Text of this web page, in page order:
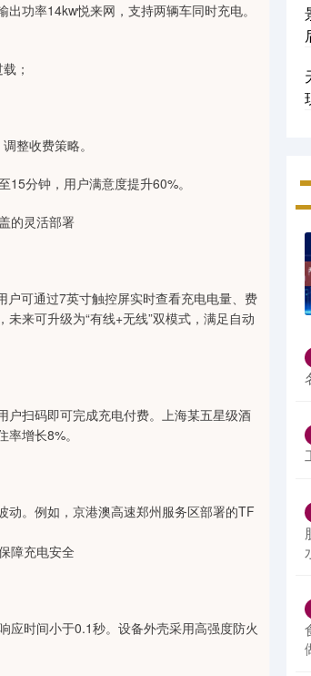
功率14kw悦来网，支持两辆车同时充电。
；
整收费策略。
分钟，用户满意度提升60%。
的灵活部署
可通过7英寸触控屏实时查看充电电量、费
来可升级为“有线+无线”双模式，满足自动
扫码即可完成充电付费。上海某五星级酒
增长8%。
。例如，京港澳高速郑州服务区部署的TF
障充电安全
应时间小于0.1秒。设备外壳采用高强度防火